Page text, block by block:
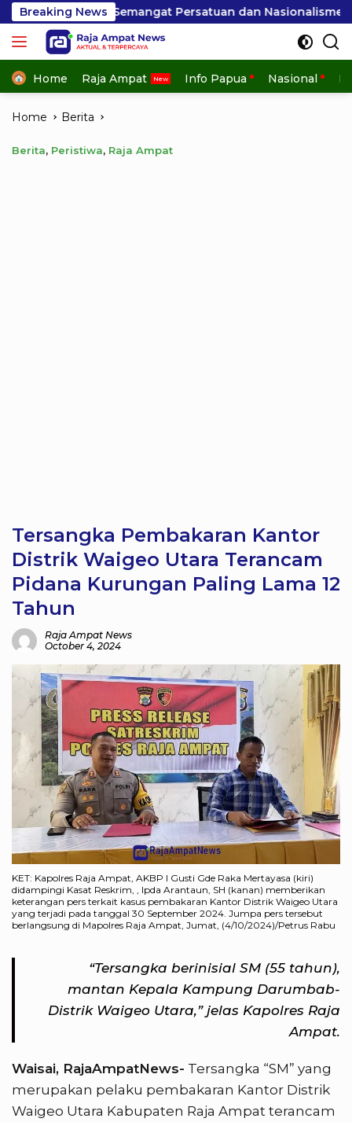
Skip
to
content
Breaking NewsPersatuan dan Nasionalisme Misteri APL
Home Raja Ampat Info Papua Nasional
Home Berita
Berita, Peristiwa, Raja Ampat
Tersangka Pembakaran Kantor
Distrik Waigeo Utara Terancam
Pidana Kurungan Paling Lama 12
Tahun
Raja Ampat News
October 4, 2024
KET: Kapolres Raja Ampat, AKBP I Gusti Gde Raka Mertayasa (kiri)
didampingi Kasat Reskrim, , Ipda Arantaun, SH (kanan) memberikan
keterangan pers terkait kasus pembakaran Kantor Distrik Waigeo Utara
yang terjadi pada tanggal 30 September 2024. Jumpa pers tersebut
berlangsung di Mapolres Raja Ampat, Jumat, (4/10/2024)/Petrus Rabu
“Tersangka berinisial SM (55 tahun),
mantan Kepala Kampung Darumbab-
Distrik Waigeo Utara,” jelas Kapolres Raja
Ampat.
Waisai, RajaAmpatNews- Tersangka “SM” yang
merupakan pelaku pembakaran Kantor Distrik
Waigeo Utara Kabupaten Raja Ampat terancam